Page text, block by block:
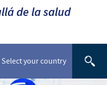
de la salud
Select your country